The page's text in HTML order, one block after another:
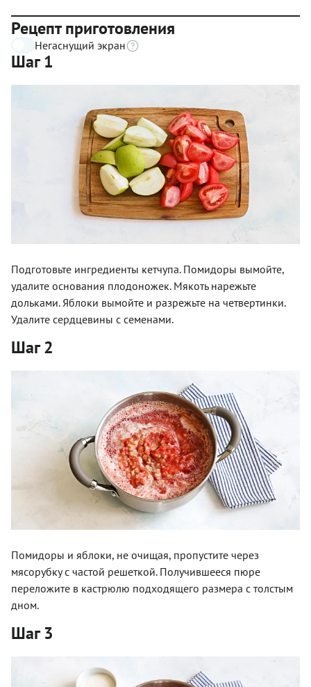
Рецепт приготовления
Негаснущий экран
Шаг 1
Подготовьте ингредиенты кетчупа. Помидоры вымойте,
удалите основания плодоножек. Мякоть нарежьте
дольками. Яблоки вымойте и разрежьте на четвертинки.
Удалите сердцевины с семенами.
Шаг 2
Помидоры и яблоки, не очищая, пропустите через
мясорубку с частой решеткой. Получившееся пюре
переложите в кастрюлю подходящего размера с толстым
дном.
Шаг 3